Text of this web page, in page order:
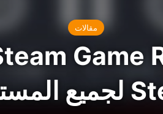
مقالات